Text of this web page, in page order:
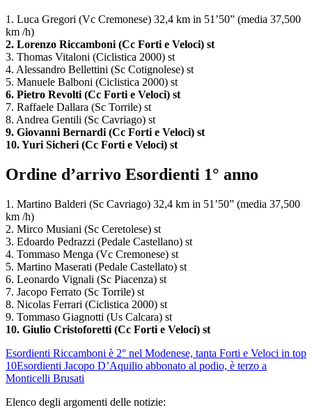
1. Luca Gregori (Vc Cremonese) 32,4 km in 51’50” (media 37,500
km /h)
2. Lorenzo Riccamboni (Cc Forti e Veloci) st
3. Thomas Vitaloni (Ciclistica 2000) st
4. Alessandro Bellettini (Sc Cotignolese) st
5. Manuele Balboni (Ciclistica 2000) st
6. Pietro Revolti (Cc Forti e Veloci) st
7. Raffaele Dallara (Sc Torrile) st
8. Andrea Gentili (Sc Cavriago) st
9. Giovanni Bernardi (Cc Forti e Veloci) st
10. Yuri Sicheri (Cc Forti e Veloci) st
Ordine d’arrivo Esordienti 1° anno
1. Martino Balderi (Sc Cavriago) 32,4 km in 51’50” (media 37,500
km /h)
2. Mirco Musiani (Sc Ceretolese) st
3. Edoardo Pedrazzi (Pedale Castellano) st
4. Tommaso Menga (Vc Cremonese) st
5. Martino Maserati (Pedale Castellato) st
6. Leonardo Vignali (Sc Piacenza) st
7. Jacopo Ferrato (Sc Torrile) st
8. Nicolas Ferrari (Ciclistica 2000) st
9. Tommaso Giagnotti (Us Calcara) st
10. Giulio Cristoforetti (Cc Forti e Veloci) st
Esordienti Riccamboni è 2° nel Modenese, tanta Forti e Veloci in top
10Esordienti Jacopo D’Aquilio abbonato al podio, è terzo a
Monticelli Brusati
Elenco degli argomenti delle notizie: